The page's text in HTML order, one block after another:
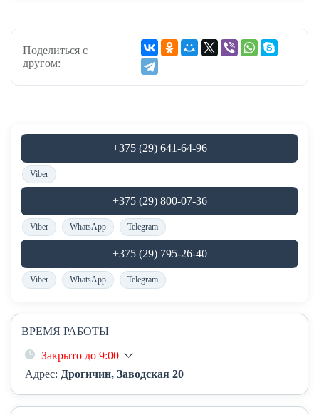
Поделиться с
другом:
+375 (29) 641-64-96
Viber
+375 (29) 800-07-36
Viber WhatsApp Telegram
+375 (29) 795-26-40
Viber WhatsApp Telegram
ВРЕМЯ РАБОТЫ
Закрыто до 9:00
Адрес: Дрогичин, Заводская 20